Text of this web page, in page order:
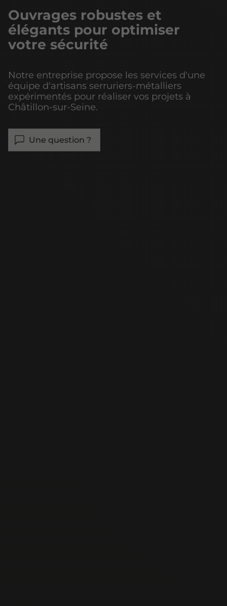
Ouvrages robustes et
élégants pour optimiser
votre sécurité
Notre entreprise propose les services d'une
équipe d'artisans serruriers-métalliers
expérimentés pour réaliser vos projets à
Châtillon-sur-Seine.
Une question ?